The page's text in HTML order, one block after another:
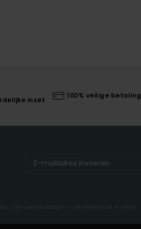
inzet
100% veilige betaling
zijn beschikbaar in de welkomst e-mail